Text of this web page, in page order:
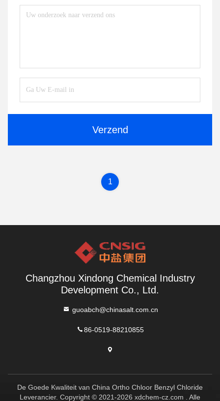
Verzend
1
Changzhou Xindong Chemical Industry
Development Co., Ltd.
guoabch@chinasalt.com.cn
86-0519-88210855
De Goede Kwaliteit van China Ortho Chloor Benzyl Chloride
Leverancier. Copyright © 2021-2026 xdchem-cz.com . Alle